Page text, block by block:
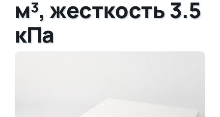
м³, жесткость 3.5
кПа